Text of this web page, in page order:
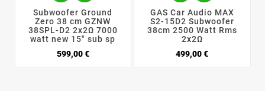
Subwoofer Ground
Zero 38 cm GZNW
38SPL-D2 2x2Ω 7000
watt new 15" sub sp
599,00 €Prezzo
GAS Car Audio MAX
S2-15D2 Subwoofer
38cm 2500 Watt Rms
2x2Ω
499,00 €Prezzo